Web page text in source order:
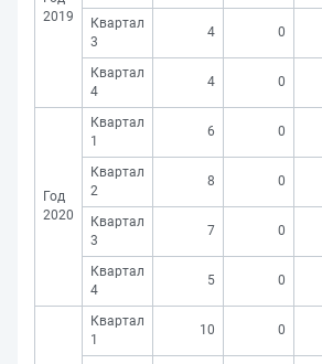
2019
Квартал
3
4 0
Квартал
4
4 0
Год
2020
Квартал
1
6 0
Квартал
2
8 0
Квартал
3
7 0
Квартал
4
5 0
Квартал
1
10 0